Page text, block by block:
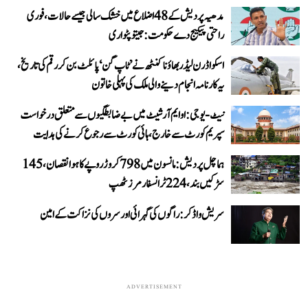
مدھیہ پردیش کے 48 اضلاع میں خشک سالی جیسے حالات، فوری
راحتی پیکیج دے حکومت: جیتو پٹواری
اسکواڈرن لیڈر بھاؤنا کنٹھ نے ’ٹاپ گن‘ پائلٹ بن کر رقم کی تاریخ،
یہ کارنامہ انجام دینے والی ملک کی پہلی خاتون
نیٹ-یو جی: او ایم آر شیٹ میں بے ضابطگیوں سے متعلق درخواست
سپریم کورٹ سے خارج، ہائی کورٹ سے رجوع کرنے کی ہدایت
ہماچل پردیش: مانسون میں 798 کروڑ روپے کا ہوا نقصان، 145
سڑکیں بند، 224 ٹرانسفارمرز ٹھپ
سریش واڈکر: راگوں کی گہرائی اور سروں کی نزاکت کے امین
ADVERTISEMENT